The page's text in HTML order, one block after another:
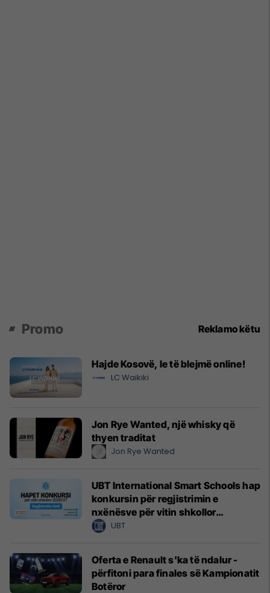
Promo Reklamo këtu
Hajde Kosovë, le të blejmë online!
LC Waikiki
Jon Rye Wanted, një whisky që
thyen traditat
Jon Rye Wanted
UBT International Smart Schools hap
konkursin për regjistrimin e
nxënësve për vitin shkollor
2026/2027
UBT
Oferta e Renault s'ka të ndalur -
përfitoni para finales së Kampionatit
Botëror